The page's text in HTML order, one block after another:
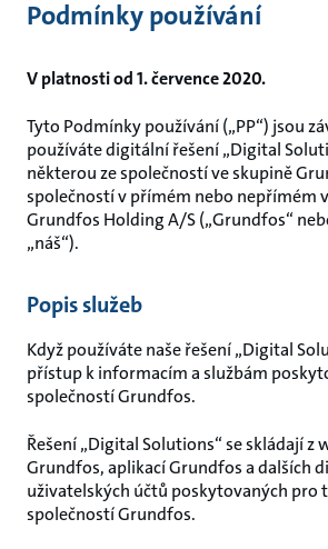
PřejítPodmínky používání
V platnosti od 1. července 2020.
Tyto Podmínky používání („PP“) jsou
používáte digitální řešení „Digital
některou ze společností ve skupině
společností v přímém nebo nepřímém
Grundfos Holding A/S („Grundfos“
„náš“).
Popis služeb
Když používáte naše řešení „Digital
přístup k informacím a službám
společností Grundfos.
Řešení „Digital Solutions“ se skládají z
Grundfos, aplikací Grundfos a dalších
uživatelských účtů poskytovaných pro
společností Grundfos.